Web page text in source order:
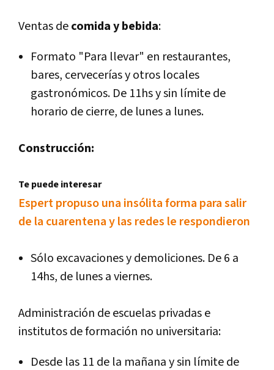
Ventas decomida y bebida:
Formato "Para llevar" en restaurantes,
bares, cervecerías y otros locales
gastronómicos. De 11hs y sin límite de
horario de cierre, de lunes a lunes.
Construcción:
Te puede interesar
Espert propuso una insólita forma para salir
de la cuarentena y las redes le respondieron
Sólo excavaciones y demoliciones. De 6 a
14hs, de lunes a viernes.
Administración de escuelas privadas e
institutos de formación no universitaria:
Desde las 11 de la mañana y sin límite de